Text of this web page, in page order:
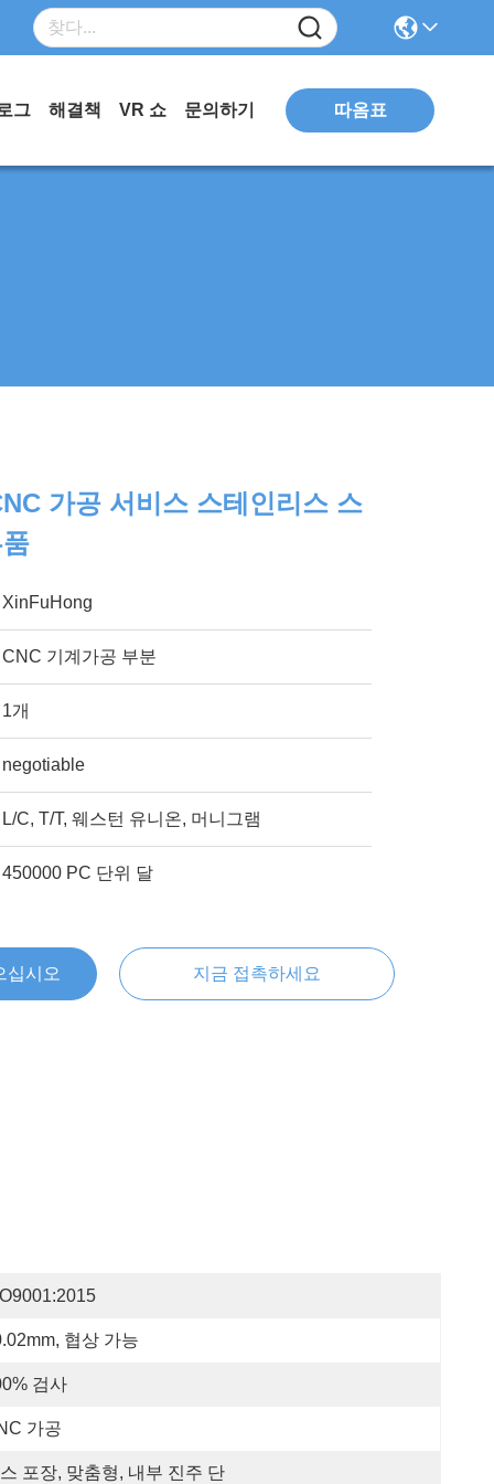
그 해결책 VR 쇼 문의하기 따옴표
가공 서비스 스테인리스 스
XinFuHong
CNC 기계가공 부분
1개
negotiable
L/C, T/T, 웨스턴 유니온, 머니그램
450000 PC 단위 달
십시오 지금 접촉하세요
협상 가능
검사
가공
포장, 맞춤형, 내부 진주 단